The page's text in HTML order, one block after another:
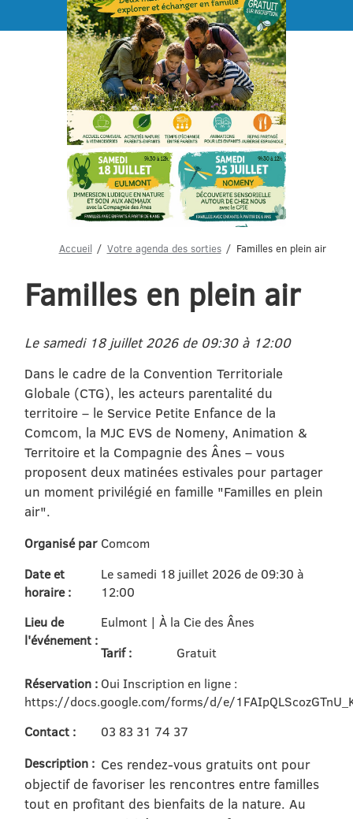
Menu
Accueil Votre agenda des sorties Familles en plein air
Familles en plein air
Le samedi 18 juillet 2026 de 09:30 à 12:00
Dans le cadre de la Convention Territoriale
Globale (CTG), les acteurs parentalité du
territoire – le Service Petite Enfance de la
Comcom, la MJC EVS de Nomeny, Animation &
Territoire et la Compagnie des Ânes – vous
proposent deux matinées estivales pour partager
un moment privilégié en famille "Familles en plein
air".
Organisé par Comcom
Date et
horaire :
Le samedi 18 juillet 2026 de 09:30 à
12:00
Lieu de
l'événement :
Eulmont | À la Cie des Ânes
Tarif :
Gratuit
Réservation : Oui Inscription en ligne :
https://docs.google.com/forms/d/e/
Contact :
03 83 31 74 37
Description : Ces rendez-vous gratuits ont pour
objectif de favoriser les rencontres entre familles
tout en profitant des bienfaits de la nature. Au